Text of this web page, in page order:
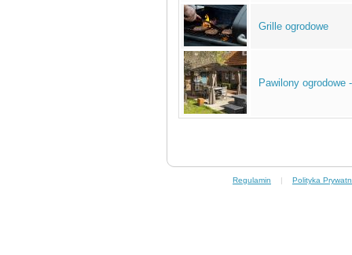
Grille ogrodowe
Pawilony ogrodowe
Regulamin | Polityka